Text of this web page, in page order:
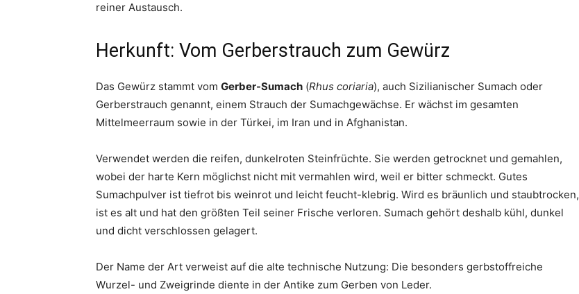
reiner Austausch.
Herkunft: Vom Gerberstrauch zum Gewürz
Das Gewürz stammt vom Gerber-Sumach (Rhus coriaria), auch Sizilianischer Sumach oder
Gerberstrauch genannt, einem Strauch der Sumachgewächse. Er wächst im gesamten
Mittelmeerraum sowie in der Türkei, im Iran und in Afghanistan.
Verwendet werden die reifen, dunkelroten Steinfrüchte. Sie werden getrocknet und gemahlen,
wobei der harte Kern möglichst nicht mit vermahlen wird, weil er bitter schmeckt. Gutes
Sumachpulver ist tiefrot bis weinrot und leicht feucht-klebrig. Wird es bräunlich und staubtrocken,
ist es alt und hat den größten Teil seiner Frische verloren. Sumach gehört deshalb kühl, dunkel
und dicht verschlossen gelagert.
Der Name der Art verweist auf die alte technische Nutzung: Die besonders gerbstoffreiche
Wurzel- und Zweigrinde diente in der Antike zum Gerben von Leder.